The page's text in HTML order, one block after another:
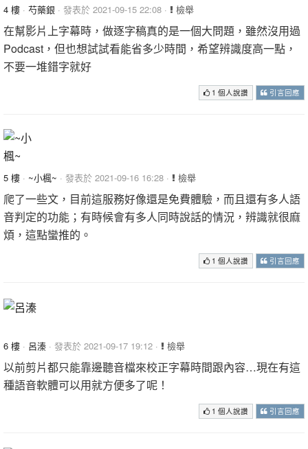
4 樓 · 芍藥銀 · 發表於 2021-09-15 22:08 · 檢舉
在幫影片上字幕時，做逐字稿真的是一個大問題，雖然沒用過
Podcast，但也想試試看能省多少時間，希望辨識度高一點，
不要一堆錯字就好
1 個人說讚 引言回應
5 樓 · ~小楓~ · 發表於 2021-09-16 16:28 · 檢舉
爬了一些文，目前這服務好像還是免費體驗，而且還有多人語
音判定的功能；有時候會有多人同時說話的情況，辨識就很麻
煩，這點蠻推的。
1 個人說讚 引言回應
6 樓 · 呂溱 · 發表於 2021-09-17 19:12 · 檢舉
以前剪片都只能靠邊聽音檔來校正字幕時間跟內容…現在有這
種語音軟體可以用就方便多了呢！
1 個人說讚 引言回應